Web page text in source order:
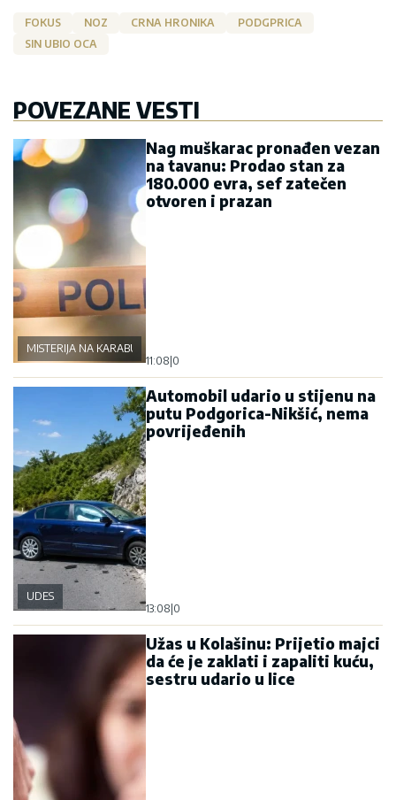
FOKUS NOZ CRNA HRONIKA
PODGPRICA
SIN UBIO OCA
POVEZANE VESTI
MISTERIJA NA KARABURMI
Nag muškarac pronađen vezan
na tavanu: Prodao stan za
180.000 evra, sef zatečen
otvoren i prazan
11:08 0
UDES
Automobil udario u stijenu na
putu Podgorica-Nikšić, nema
povrijeđenih
13:08 0
Užas u Kolašinu: Prijetio majci
da će je zaklati i zapaliti kuću,
sestru udario u lice